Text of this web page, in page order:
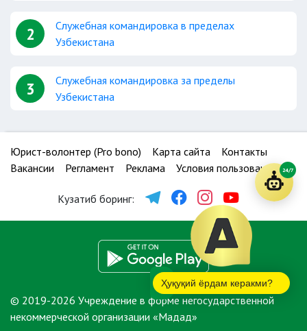
2
Служебная командировка в пределах
Узбекистана
3
Служебная командировка за пределы
Узбекистана
Юрист-волонтер (Pro bono) Карта сайта
Контакты
Вакансии
Регламент Реклама Условия пользования
Кузатиб боринг:
© 2019-2026 Учреждение в форме негосударственной
некоммерческой организации «Мадад»
Ҳуқуқий ёрдам керакми?
24/7